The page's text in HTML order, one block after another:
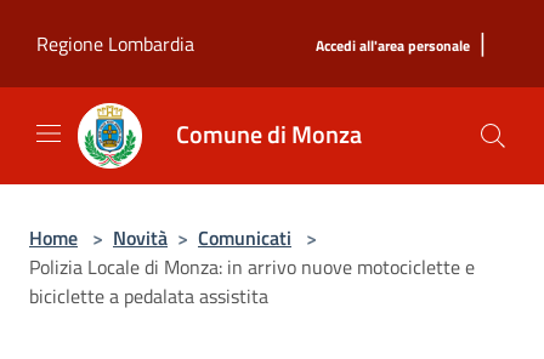
Regione Lombardia
Accedi all'area personale |
Comune di Monza
Home > Novità > Comunicati >
Polizia Locale di Monza: in arrivo nuove motociclette e
biciclette a pedalata assistita